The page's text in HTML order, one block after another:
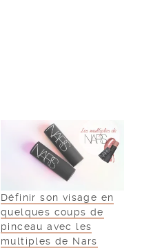
Définir son visage en
quelques coups de
pinceau avec les
multiples de Nars